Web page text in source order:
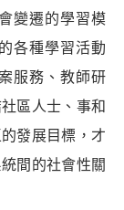
變遷的學習模
各種學習活動
服務、教師研
區人士、事和
發展目標，才
間的社會性關